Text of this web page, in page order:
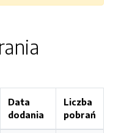
Data
dodania
Liczba
pobrań